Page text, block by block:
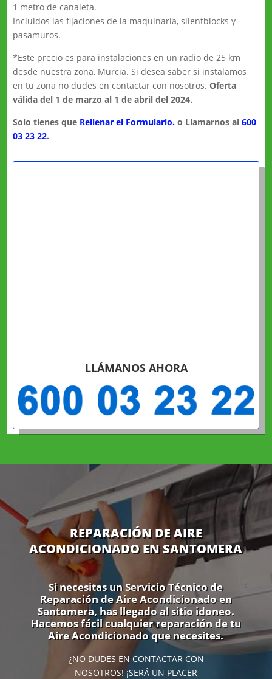
1 metro de canaleta.
Incluidos las fijaciones de la maquinaria, silentblocks y
pasamuros.
*Este precio es para instalaciones en un radio de 25 km
desde nuestra zona, Murcia. Si desea saber si instalamos
en tu zona no dudes en contactar con nosotros.Oferta
válida del 1 de marzo al 1 de abril del 2024.
Solo tienes que Rellenar el Formulario. o Llamarnos al600
03 23 22.
LLÁMANOS AHORA
REPARACIÓN DE AIRE
ACONDICIONADO EN SANTOMERA
Si necesitas un Servicio Técnico de
Reparación de Aire Acondicionado en
Santomera, has llegado al sitio idoneo.
Hacemos fácil cualquier reparación de tu
Aire Acondicionado que necesites.
¿NO DUDES EN CONTACTAR CON
NOSOTROS! ¡SERÁ UN PLACER